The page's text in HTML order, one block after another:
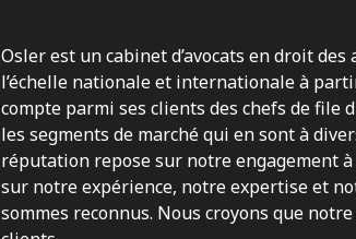
Osler est un cabinet d’avocats en droit
l’échelle nationale et internationale à
compte parmi ses clients des chefs de file
les segments de marché qui en sont à
réputation repose sur notre engagement à
sur notre expérience, notre expertise et
sommes reconnus. Nous croyons que